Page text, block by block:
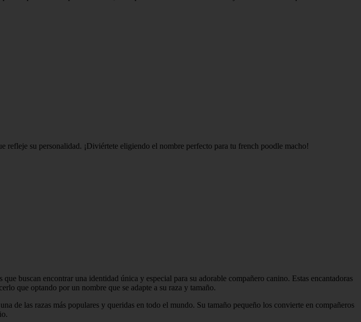
su personalidad. ¡Diviértete eligiendo el nombre perfecto para tu french poodle macho!
buscan encontrar una identidad única y especial para su adorable compañero canino. Estas encantadoras
que optando por un nombre que se adapte a su raza y tamaño.
de las razas más populares y queridas en todo el mundo. Su tamaño pequeño los convierte en compañeros